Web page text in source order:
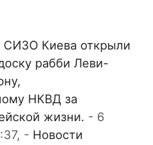
СИЗО Киева открыли
рабби Леви-
НКВД за
жизни. - 6
- Новости